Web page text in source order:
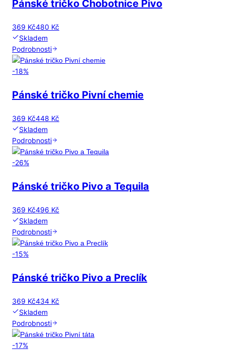
Pánské tričko Chobotnice Pivo
369 Kč480 Kč
Skladem
Podrobnosti
-18%
Pánské tričko Pivní chemie
369 Kč448 Kč
Skladem
Podrobnosti
-26%
Pánské tričko Pivo a Tequila
369 Kč496 Kč
Skladem
Podrobnosti
-15%
Pánské tričko Pivo a Preclík
369 Kč434 Kč
Skladem
Podrobnosti
-17%